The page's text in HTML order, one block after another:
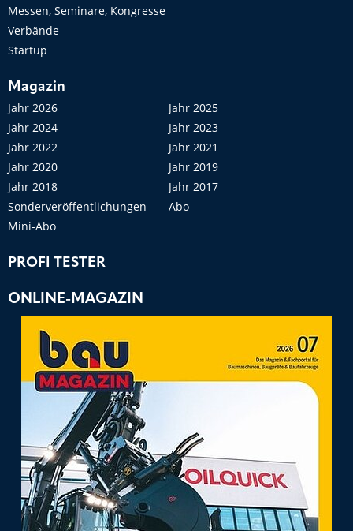
Messen, Seminare, Kongresse
Verbände
Startup
Magazin
Jahr 2026
Jahr 2025
Jahr 2024
Jahr 2023
Jahr 2022
Jahr 2021
Jahr 2020
Jahr 2019
Jahr 2018
Jahr 2017
Sonderveröffentlichungen
Abo
Mini-Abo
PROFI TESTER
ONLINE-MAGAZIN